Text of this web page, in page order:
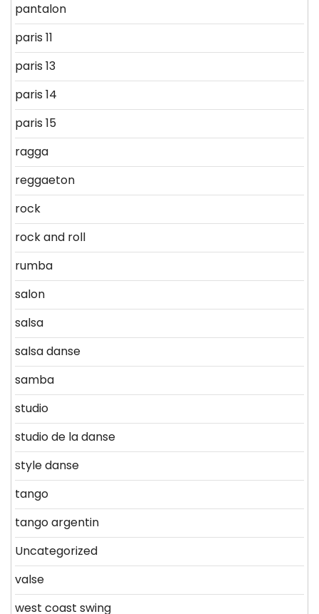
pantalon
paris 11
paris 13
paris 14
paris 15
ragga
reggaeton
rock
rock and roll
rumba
salon
salsa
salsa danse
samba
studio
studio de la danse
style danse
tango
tango argentin
Uncategorized
valse
west coast swing